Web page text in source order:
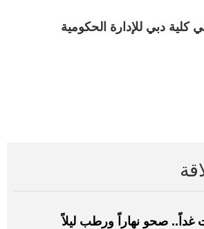
دبي للإدارة الحكومية
غداً.. صحو نهاراً ورطب ليلاً